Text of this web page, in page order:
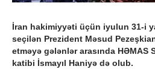
İran hakimiyyəti üçün iyulun 31-i
seçilən Prezident Məsud
etməyə gələnlər arasında HƏMAS
katibi İsmayıl Haniyə də olub.